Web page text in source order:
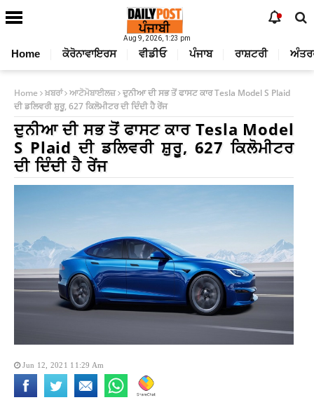
Aug 9, 2026, 1:23 pm
Home ਕੋਰੋਨਾਵਾਇਰਸ ਵੀਡੀਓ ਪੰਜਾਬ ਰਾਸ਼ਟਰੀ
Home ਖ਼ਬਰਾਂ ਆਟੋਮੋਬਾਈਲਜ਼ ਦੁਨੀਆ ਦੀ ਸਭ ਤੋਂ ਫਾਸਟ ਕਾਰ Tesla Model S Plaid
ਦੀ ਡਲਿਵਰੀ ਸ਼ੁਰੂ, 627 ਕਿਲੋਮੀਟਰ ਦੀ ਦਿੰਦੀ ਹੈ ਰੇਂਜ
ਦੁਨੀਆ ਦੀ ਸਭ ਤੋਂ ਫਾਸਟ ਕਾਰ Tesla Model
S Plaid ਦੀ ਡਲਿਵਰੀ ਸ਼ੁਰੂ, 627 ਕਿਲੋਮੀਟਰ
ਦੀ ਦਿੰਦੀ ਹੈ ਰੇਂਜ
Jun 12, 2021 11:29 Am